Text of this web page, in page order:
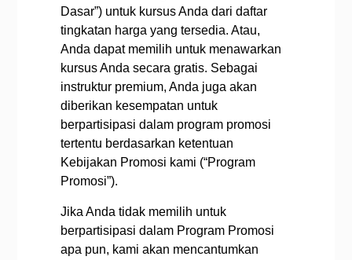
Dasar”) untuk kursus Anda dari daftar
tingkatan harga yang tersedia. Atau,
Anda dapat memilih untuk menawarkan
kursus Anda secara gratis. Sebagai
instruktur premium, Anda juga akan
diberikan kesempatan untuk
berpartisipasi dalam program promosi
tertentu berdasarkan ketentuan
Kebijakan Promosi kami (“Program
Promosi”).
Jika Anda tidak memilih untuk
berpartisipasi dalam Program Promosi
apa pun, kami akan mencantumkan